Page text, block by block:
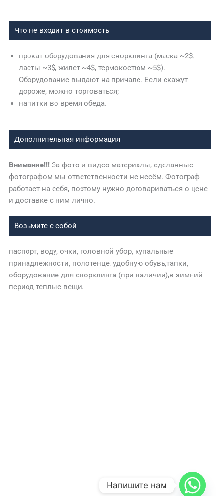
Что не входит в стоимость
прокат оборудования для снорклинга (маска ~2$,
ласты ~3$, жилет ~4$, термокостюм ~5$).
Оборудование выдают на причале. Если скажут
дороже, можно торговаться;
напитки во время обеда.
Дополнительная информация
Внимание!!! За фото и видео материалы, сделанные
фотографом мы ответственности не несём. Фотограф
работает на себя, поэтому нужно договариваться о цене
и доставке с ним лично.
Возьмите с собой
паспорт, воду, очки, головной убор, купальные
принадлежности, полотенце, удобную обувь,тапки,
оборудование для снорклинга (при наличии),в зимний
период теплые вещи.
Экскурсии в Хургаде
Напишите нам